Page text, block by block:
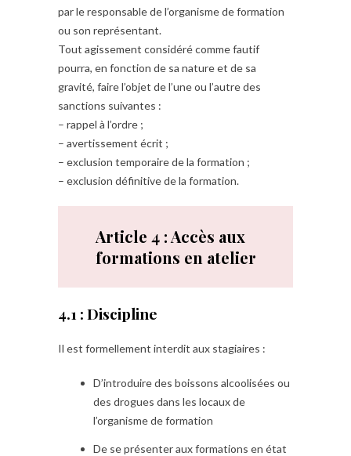
par le responsable de l’organisme de formation
ou son représentant.
Tout agissement considéré comme fautif
pourra, en fonction de sa nature et de sa
gravité, faire l’objet de l’une ou l’autre des
sanctions suivantes :
– rappel à l’ordre ;
– avertissement écrit ;
– exclusion temporaire de la formation ;
– exclusion définitive de la formation.
Article 4 : Accès aux
formations en atelier
4.1 : Discipline
Il est formellement interdit aux stagiaires :
D’introduire des boissons alcoolisées ou
des drogues dans les locaux de
l’organisme de formation
De se présenter aux formations en état